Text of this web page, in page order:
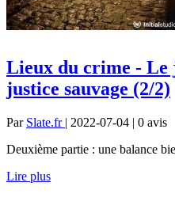
Lieux du crime - Le
justice sauvage (2/2)
Par Slate.fr | 2022-07-04 | 0 avis
Deuxième partie : une balance
Lire plus